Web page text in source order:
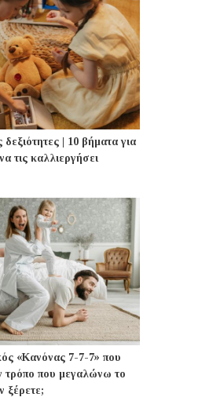
| 10 βήματα για
τις καλλιεργήσει
«Κανόνας 7-7-7» που
τρόπο που μεγαλώνω το
ξέρετε;